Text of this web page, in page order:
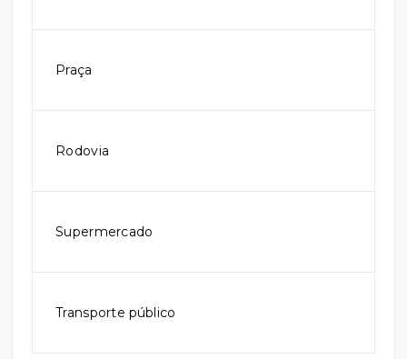
Praça
Rodovia
Supermercado
Transporte público